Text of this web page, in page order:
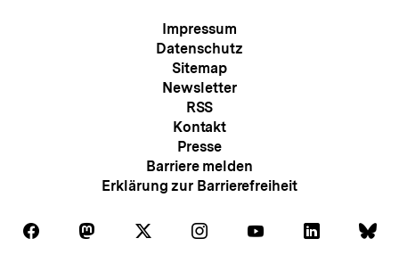
Meta-
Navigation
Impressum
Datenschutz
Sitemap
Newsletter
RSS
Kontakt
Presse
Barriere melden
Erklärung zur Barrierefreiheit
Folgen
Auf
Folgen Folgen Folgen
Auf
Folgen Folgen